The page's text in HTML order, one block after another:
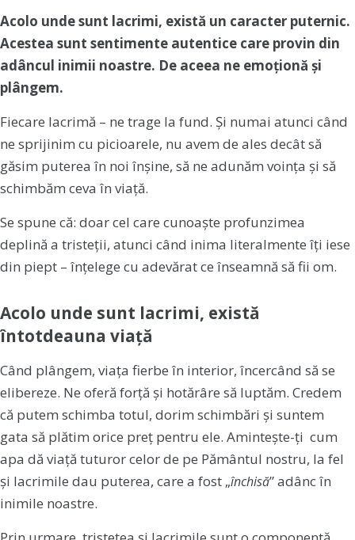
Acolo unde sunt lacrimi, există un caracter puternic.
Acestea sunt sentimente autentice care provin din
adâncul inimii noastre. De aceea ne emoționă și
plângem.
Fiecare lacrimă – ne trage la fund. Și numai atunci când
ne sprijinim cu picioarele, nu avem de ales decât să
găsim puterea în noi înșine, să ne adunăm voința și să
schimbăm ceva în viață.
Se spune că: doar cel care cunoaște profunzimea
deplină a tristeții, atunci când inima literalmente îți iese
din piept – înțelege cu adevărat ce înseamnă să fii om.
Acolo unde sunt lacrimi, există
întotdeauna viață
Când plângem, viața fierbe în interior, încercând să se
elibereze. Ne oferă forță și hotărâre să luptăm. Credem
că putem schimba totul, dorim schimbări și suntem
gata să plătim orice preț pentru ele. Amintește-ți cum
apa dă viață tuturor celor de pe Pământul nostru, la fel
și lacrimile dau puterea, care a fost „închisă” adânc în
inimile noastre.